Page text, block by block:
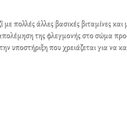
πολλές άλλες βασικές βιταμίνες
της φλεγμονής στο σώμα
υποστήριξη που χρειάζεται για να